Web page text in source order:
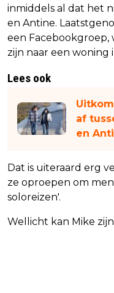
inmiddels al dat het
en Antine.
een Facebookgroep,
zijn naar een woning
Lees ook
af
en
Dat is uiteraard erg
ze oproepen om
soloreizen'.
Wellicht kan Mike